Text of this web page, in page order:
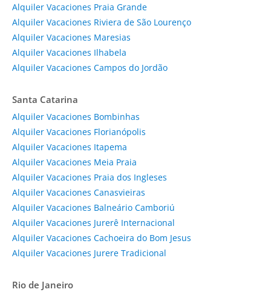
Alquiler Vacaciones Praia Grande
Alquiler Vacaciones Riviera de São Lourenço
Alquiler Vacaciones Maresias
Alquiler Vacaciones Ilhabela
Alquiler Vacaciones Campos do Jordão
Santa Catarina
Alquiler Vacaciones Bombinhas
Alquiler Vacaciones Florianópolis
Alquiler Vacaciones Itapema
Alquiler Vacaciones Meia Praia
Alquiler Vacaciones Praia dos Ingleses
Alquiler Vacaciones Canasvieiras
Alquiler Vacaciones Balneário Camboriú
Alquiler Vacaciones Jurerê Internacional
Alquiler Vacaciones Cachoeira do Bom Jesus
Alquiler Vacaciones Jurere Tradicional
Rio de Janeiro